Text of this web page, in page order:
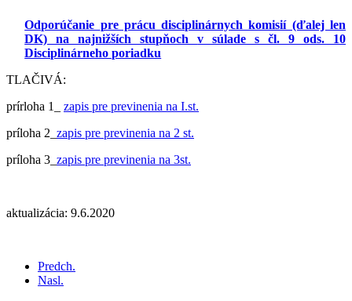
Odporúčanie pre prácu disciplinárnych komisií (ďalej len
DK) na najnižších stupňochv súlade s čl. 9 ods. 10
Disciplinárneho poriadku
TLAČIVÁ:
prírloha 1_ zapis pre previnenia na I.st.
príloha 2_ zapis pre previnenia na 2 st.
príloha 3_ zapis pre previnenia na 3st.
aktualizácia: 9.6.2020
Predch.
Nasl.